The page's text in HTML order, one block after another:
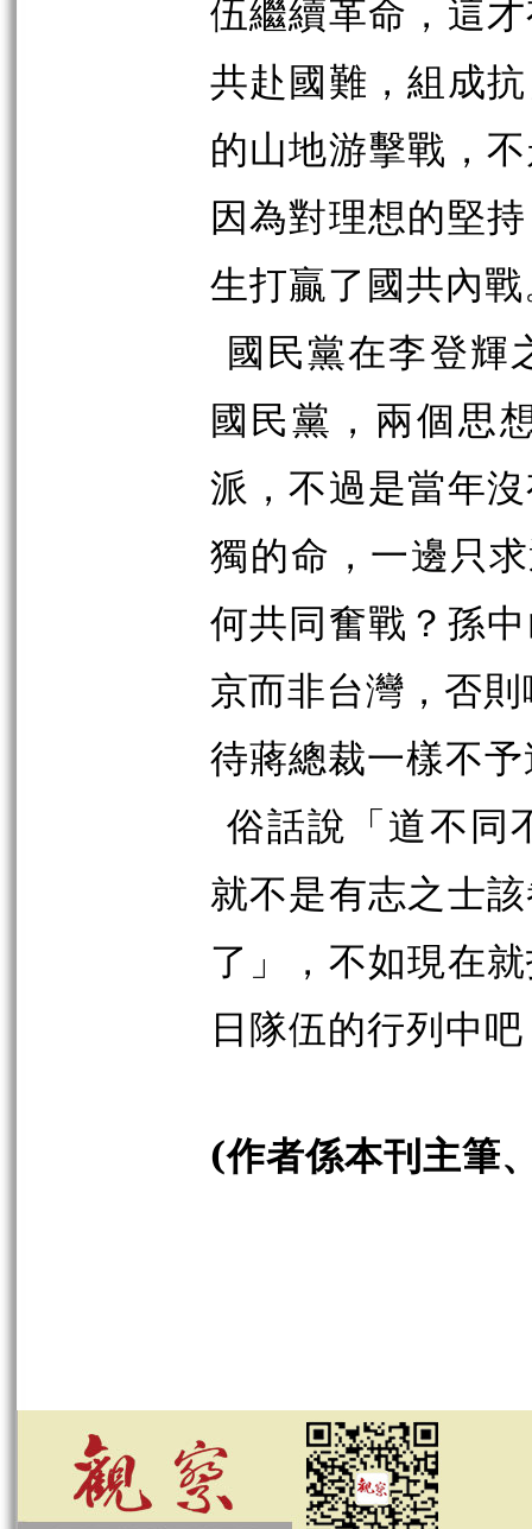
伍繼續革命，這
共赴國難，組成
的山地游擊戰，
因為對理想的堅
生打贏了國共內
國民黨在李登輝
國民黨，兩個思
派，不過是當年
獨的命 ，一邊只
何共同奮戰？孫
京而非台灣，否
待蔣總裁一樣不
俗話說「道不同
就不是有志之士
了」，不如現在
日隊伍的行列中
(作者係本刊主筆